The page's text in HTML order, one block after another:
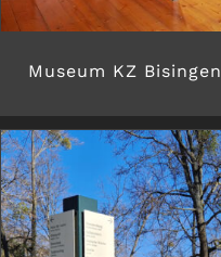
Museum KZ Bisingen